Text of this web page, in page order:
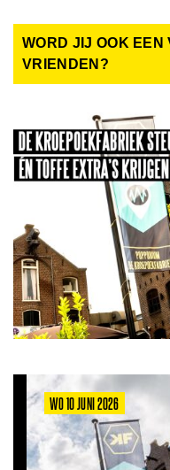
WORD JIJ OOK EEN
VRIENDEN?
WO 10 JUNI 2026